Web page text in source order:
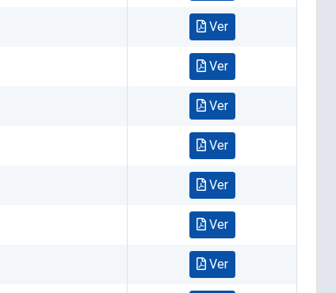
Ver
Ver
Ver
Ver
Ver
Ver
Ver